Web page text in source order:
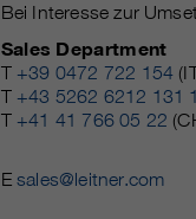
Bei Interesse zur
Sales Department
T +39 0472 722 154
T +43 5262 6212 131
T +41 41 766 05 22
Esales@leitner.com